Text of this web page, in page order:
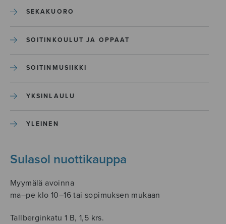
SEKAKUORO
SOITINKOULUT JA OPPAAT
SOITINMUSIIKKI
YKSINLAULU
YLEINEN
Sulasol nuottikauppa
Myymälä avoinna
ma–pe klo 10–16 tai sopimuksen mukaan
Tallberginkatu 1 B, 1,5 krs.